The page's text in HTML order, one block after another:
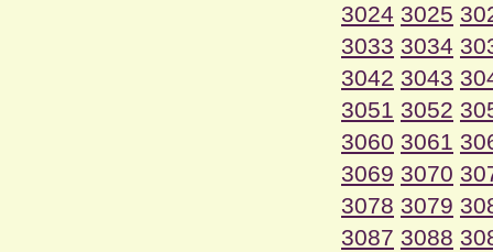
3024 3025
3033 3034
3042 3043
3051 3052
3060 3061
3069 3070
3078 3079
3087 3088